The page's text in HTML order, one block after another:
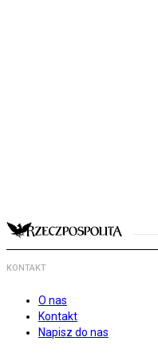
KONTAKT
O nas
Kontakt
Napisz do nas